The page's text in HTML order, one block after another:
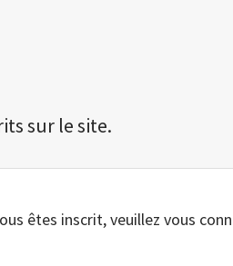
sur le site.
êtes inscrit, veuillez vous